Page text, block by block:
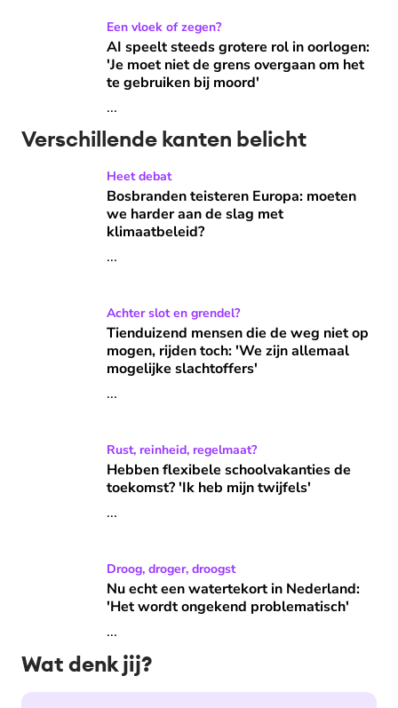
AI speelt steeds grotere rol in oorlogen: 'Je moet niet de
Een vloek of zegen?
AI speelt steeds grotere rol in oorlogen:
'Je moet niet de grens overgaan om het
te gebruiken bij moord'
...
Verschillende kanten belicht
Bosbranden teisteren Europa: moeten we harder aan de
Heet debat
Bosbranden teisteren Europa: moeten
we harder aan de slag met
klimaatbeleid?
...
Tienduizend mensen die de weg niet op mogen, rijden
Achter slot en grendel?
Tienduizend mensen die de weg niet op
mogen, rijden toch: 'We zijn allemaal
mogelijke slachtoffers'
...
Hebben flexibele schoolvakanties de toekomst? 'Ik heb
Rust, reinheid, regelmaat?
Hebben flexibele schoolvakanties de
toekomst? 'Ik heb mijn twijfels'
...
Nu echt een watertekort in Nederland: 'Het wordt
Droog, droger, droogst
Nu echt een watertekort in Nederland:
'Het wordt ongekend problematisch'
...
Wat denk jij?